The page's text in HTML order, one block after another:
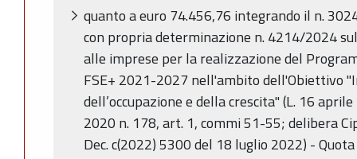
quanto a euro 74.456,76 integrando il n.
con propria determinazione n. 4214/2024
alle imprese per la realizzazione del
FSE+ 2021-2027 nell'ambito dell'Obiettivo
dell’occupazione e della crescita" (L. 16
2020 n. 178, art. 1, commi 51-55; delibera
Dec. c(2022) 5300 del 18 luglio 2022) -